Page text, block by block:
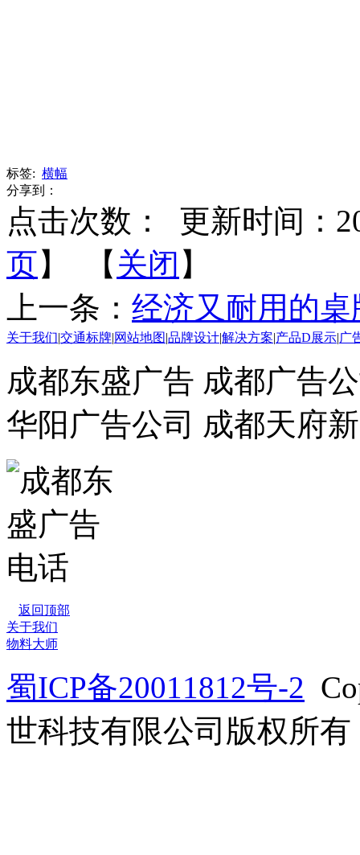
标签: 横幅
分享到：
点击次数：
更新时间：
页】 【 关闭 】
上一条： 经济又耐用的桌
关于我们|交通标牌|网站地图|品牌设计|解决方案|产品D展示|广
成都东盛广告 成都广告
华阳广告公司 成都天府
返回顶部
关于我们
物料大师
蜀ICP备20011812号-2
世科技有限公司版权所有